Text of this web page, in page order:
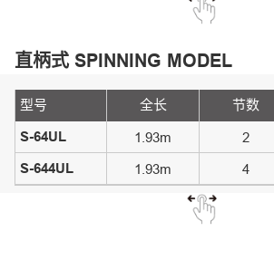
直柄式 SPINNING MODEL
型号 全长 节数
S-64UL
1.93m 2
S-644UL 1.93m 4